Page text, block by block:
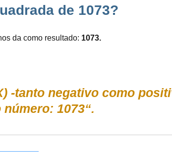
de 1073?
da como resultado: 1073.
-tanto negativo como
1073“.